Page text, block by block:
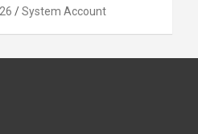
System Account